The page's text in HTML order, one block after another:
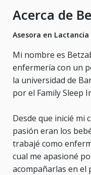
Acerca de
Asesora en Lactancia
Mi nombre es
enfermería con un
la universidad de
por el Family Sleep
Desde que inicié mi
pasión eran los
trabajé como
cual me apasioné
acompañarlas en el